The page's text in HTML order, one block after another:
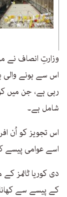
وزارتِ انصاف نے
اس سے ہونے والی
رہی ہے، جن میں
شامل ہے۔
اس تجویز کو اُن
اسے عوامی پیسے
دی کوریا ٹائمز
کے پیسے سے کھانا